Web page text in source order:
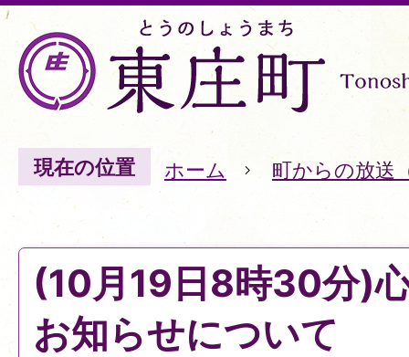
現在の位置 ホーム 町からの放送
(10月19日8時30分)
お知らせについて